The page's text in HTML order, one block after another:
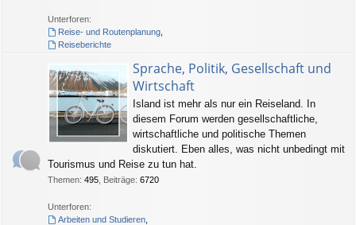
Unterforen:
Reise- und Routenplanung,
Reiseberichte
Sprache, Politik, Gesellschaft und
Wirtschaft
Island ist mehr als nur ein Reiseland. In
diesem Forum werden gesellschaftliche,
wirtschaftliche und politische Themen
diskutiert. Eben alles, was nicht unbedingt mit
Tourismus und Reise zu tun hat.
Themen: 495 Beiträge: 6720
Unterforen:
Arbeiten und Studieren,